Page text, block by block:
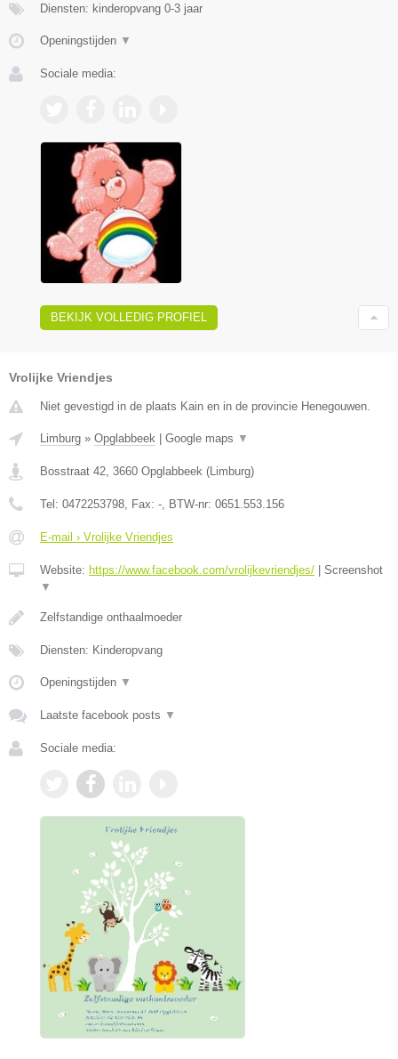
Diensten: kinderopvang 0-3 jaar
Openingstijden ▼
Sociale media:
BEKIJK VOLLEDIG PROFIEL
Vrolijke Vriendjes
Niet gevestigd in de plaats Kain en in de provincie Henegouwen.
Limburg » Opglabbeek Google maps ▼
Bosstraat 42 3660 Opglabbeek ( Limburg)
Tel: 0472253798 , Fax: - , BTW-nr: 0651.553.156
E-mail › Vrolijke Vriendjes
Website: https://www.facebook.com/vrolijkevriendjes/
Screenshot
▼
Zelfstandige onthaalmoeder
Diensten: Kinderopvang
Openingstijden ▼
Laatste facebook posts ▼
Sociale media: